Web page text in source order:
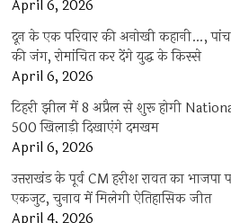
April 6, 2026
दून के एक परिवार की अनोखी कहानी…,
की जंग, रोमांचित कर देंगे युद्ध के किस्से
April 6, 2026
टिहरी झील में 8 अप्रैल से शुरू होगी
500 खिलाड़ी दिखाएंगे दमखम
April 6, 2026
उत्तराखंड के पूर्व CM हरीश रावत का
एकजुट, चुनाव में मिलेगी ऐतिहासिक जीत